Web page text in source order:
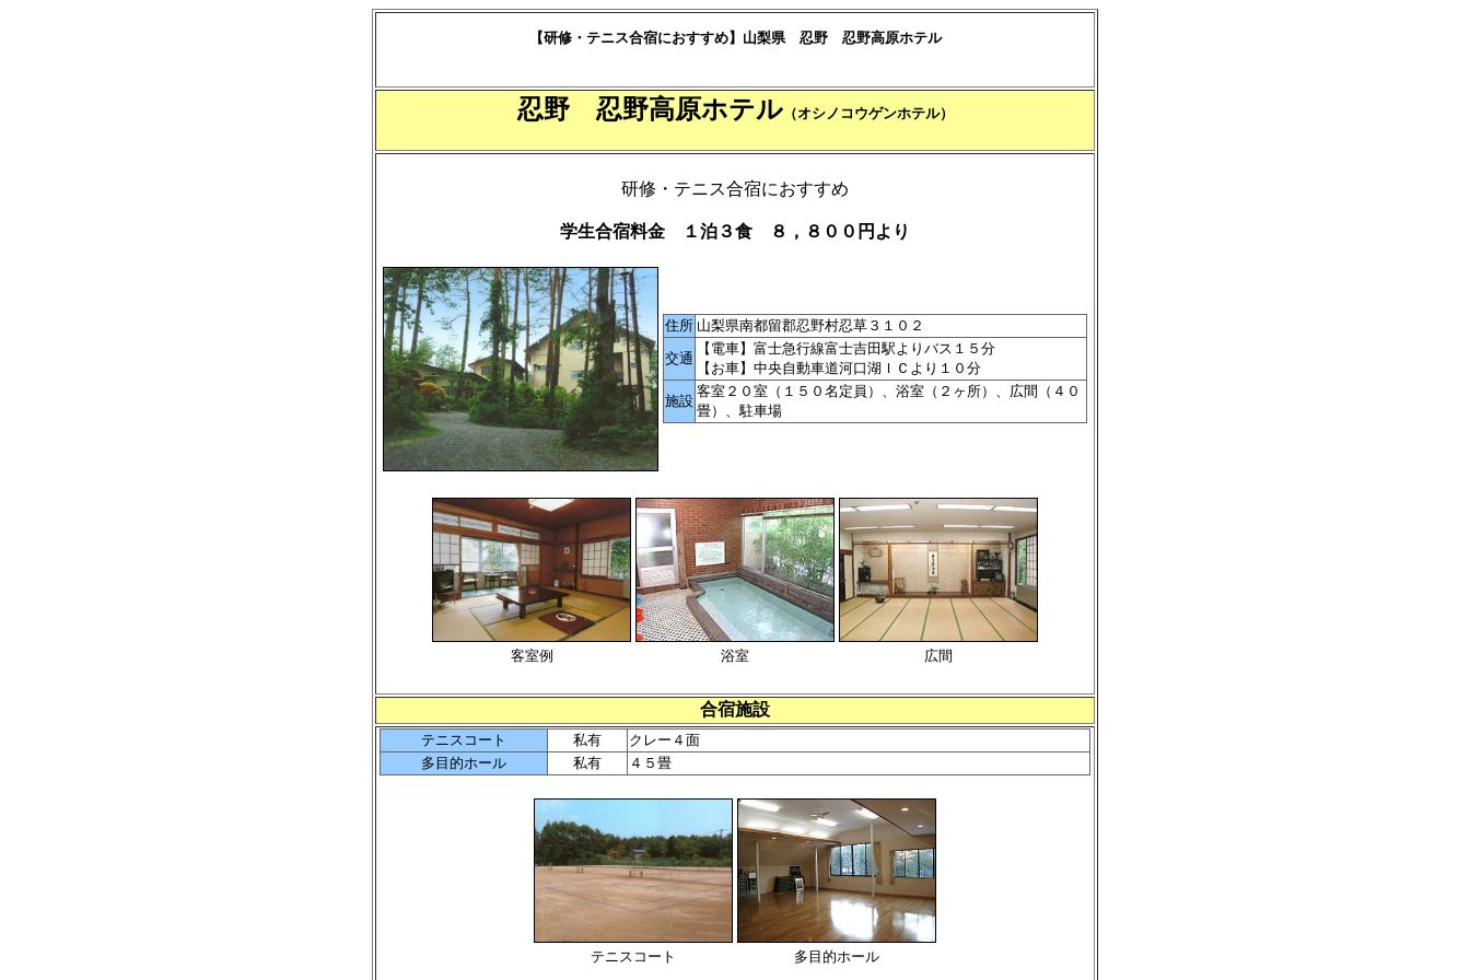
【研修・テニス合宿におすすめ】山梨県 忍野 忍野高原ホテル
忍野 忍野高原ホテル（オシノコウゲンホテル）
研修・テニス合宿におすすめ
学生合宿料金 １泊３食 ８，８００円より
住所 山梨県南都留郡忍野村忍草３１０２
交通
【電車】富士急行線富士吉田駅よりバス１５分
【お車】中央自動車道河口湖ＩＣより１０分
施設
客室２０室（１５０名定員）、浴室（２ヶ所）、広間（４０
畳）、駐車場
客室例 浴室 広間
合宿施設
テニスコート 私有
クレー４面
多目的ホール
私有 ４５畳
テニスコート 多目的ホール